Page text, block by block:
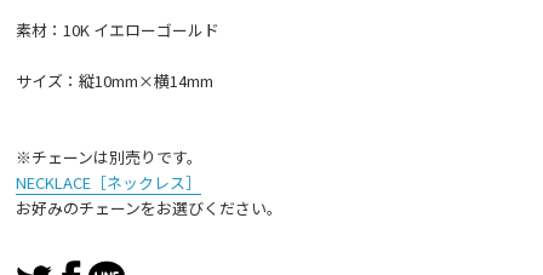
素材：10K イエローゴールド
サイズ：縦10mm×横14mm
※チェーンは別売りです。
NECKLACE［ネックレス］
お好みのチェーンをお選びください。